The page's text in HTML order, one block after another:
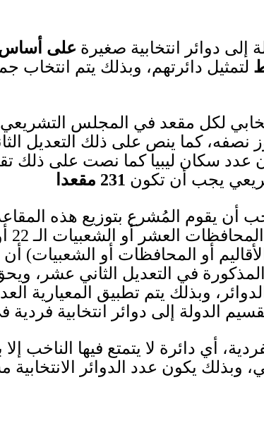
إلى دوائر انتخابية صغيرة على أساس
لتمثيل دائرتهم، وبذلك يتم انتخاب
لكل مقعد في المجلس التشريعي
نصفه، كما ينص على ذلك التعديل
عدد سكان ليبيا كما نصت على ذلك
يجب أن تكون 231 مقعد
أن يقوم المُشرع بتوزيع هذه
المحافظات العشر أو الشعبيات الـ 22
الأقاليم أو المحافظات أو الشعبيات)
في التعديل الثاني عشر،
وبذلك يتم تطبيق المعيارية
الدولة إلى دوائر انتخابية
أي دائرة لا يتمتع فيها الناخب
يكون عدد الدوائر الانتخابية